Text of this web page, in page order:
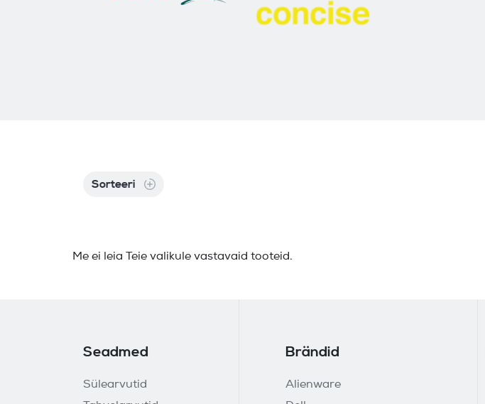
Sorteeri
Me ei leia Teie valikule vastavaid tooteid.
Seadmed
Sülearvutid
Brändid
Alienware